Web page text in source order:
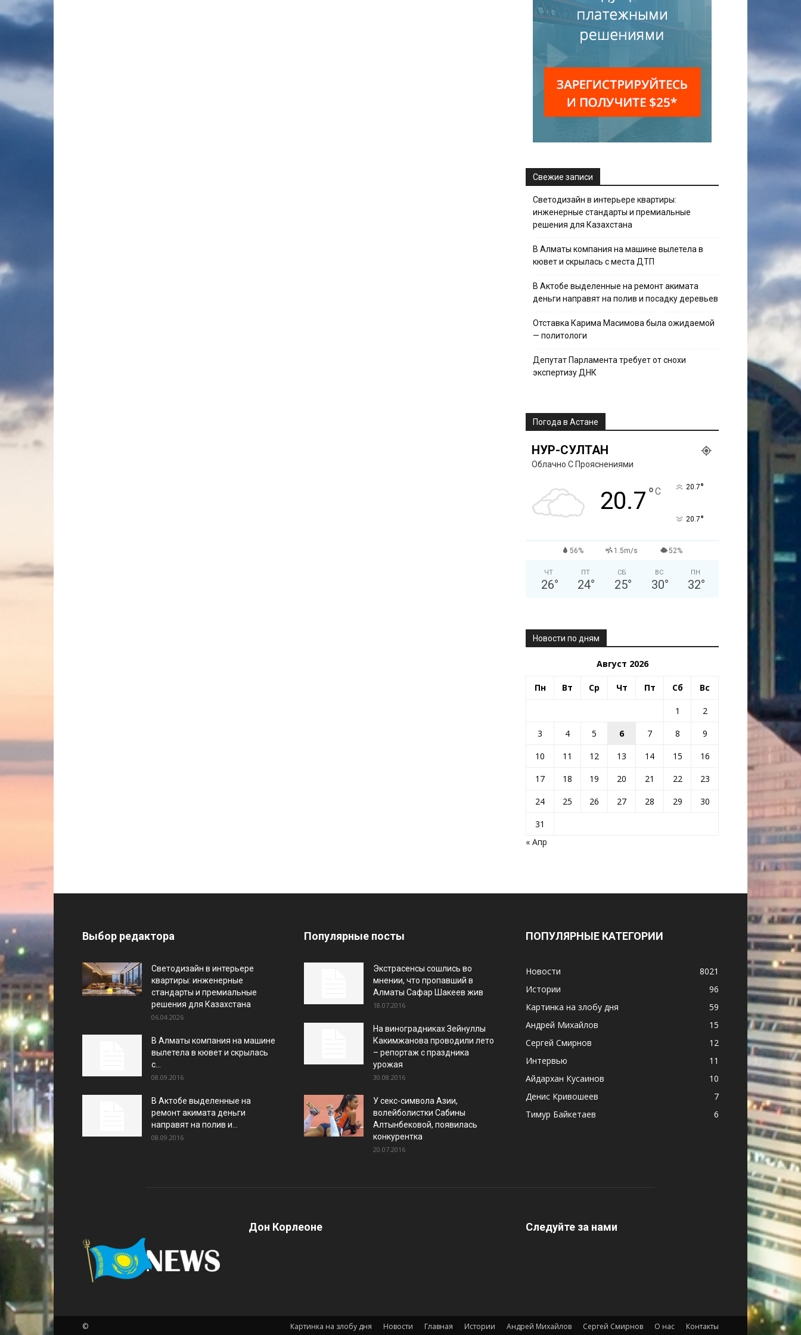
Свежие записи
Светодизайн в интерьере квартиры:
инженерные стандарты и премиальные
решения для Казахстана
В Алматы компания на машине вылетела в
кювет и скрылась с места ДТП
В Актобе выделенные на ремонт акимата
деньги направят на полив и посадку деревьев
Отставка Карима Масимова была ожидаемой
— политологи
Депутат Парламента требует от снохи
экспертизу ДНК
Погода в Астане
НУР-СУЛТАН
Облачно С Прояснениями
20.7°C 20.7°
20.7°
56% 1.5m/s 52%
ЧТ
26°
ПТ
24°
СБ
25°
ВС
30°
ПН
32°
Новости по дням
Август 2026
Пн Вт Ср Чт Пт Сб Вс
1
2
3
4 5 6 7 8
9
10
11 12 13 14 15
16
17
18 19 20 21 22
23
24
25 26 27 28 29
30
31
« Апр
Выбор редактора
Светодизайн в интерьере
квартиры: инженерные
стандарты и премиальные
решения для Казахстана
06.04.2026
В Алматы компания на машине
вылетела в кювет и скрылась
с...
08.09.2016
В Актобе выделенные на
ремонт акимата деньги
направят на полив и...
08.09.2016
Популярные посты
Экстрасенсы сошлись во
мнении, что пропавший в
Алматы Сафар Шакеев жив
18.07.2016
На виноградниках Зейнуллы
Какимжанова проводили лето
– репортаж с праздника
урожая
30.08.2016
У секс-символа Азии,
волейболистки Сабины
Алтынбековой, появилась
конкурентка
20.07.2016
ПОПУЛЯРНЫЕ КАТЕГОРИИ
Новости
8021
Истории
96
Картинка на злобу дня
59
Андрей Михайлов
15
Сергей Смирнов
12
Интервью
11
Айдархан Кусаинов
10
Денис Кривошеев
7
Тимур Байкетаев
6
Дон Корлеоне Следуйте за нами
Картинка на злобу дня Новости Главная Истории Андрей Михайлов Сергей Смирнов О нас Контакты
©